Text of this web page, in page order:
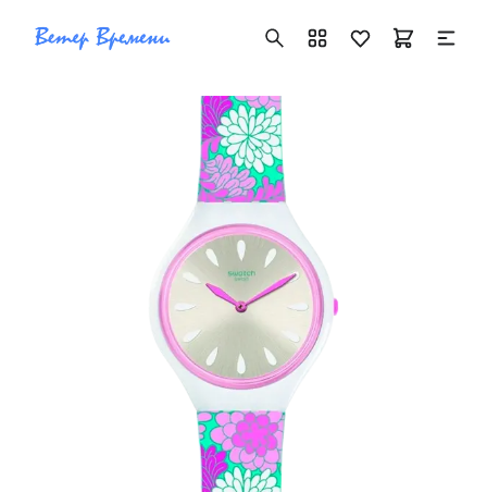
+7 ( 705 ) 181-42-50
info@vetervremeni.kz
Авторизация
Каталог
Мужские часы
Женские часы